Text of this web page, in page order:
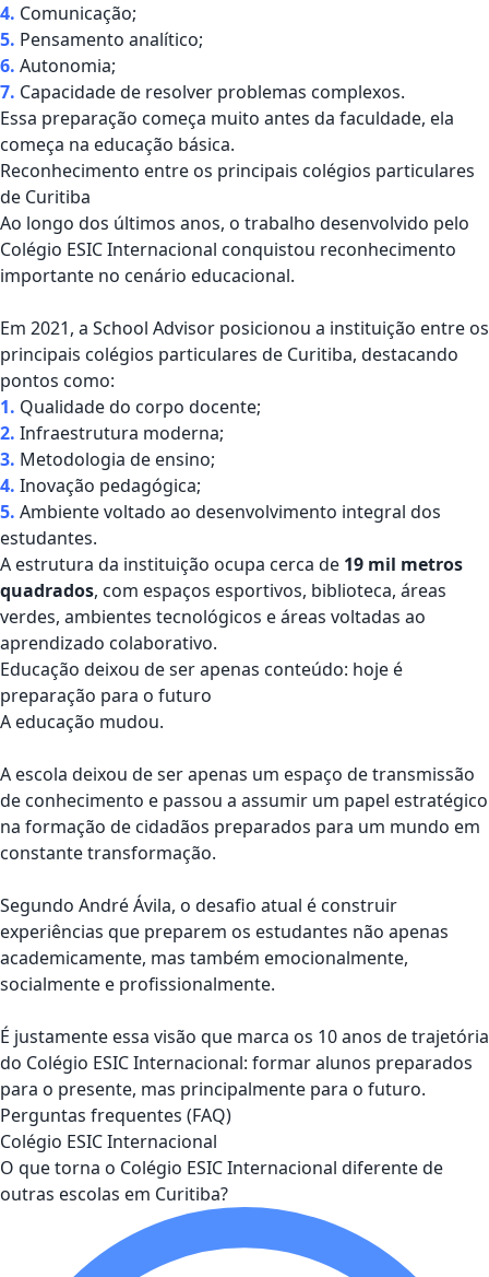
4. Comunicação;
5. Pensamento analítico;
6. Autonomia;
7. Capacidade de resolver problemas complexos.
Essa preparação começa muito antes da faculdade, ela
começa na educação básica.
Reconhecimento entre os principais colégios particulares
de Curitiba
Ao longo dos últimos anos, o trabalho desenvolvido pelo
Colégio ESIC Internacional conquistou reconhecimento
importante no cenário educacional.
Em 2021, a School Advisor posicionou a instituição entre os
principais colégios particulares de Curitiba, destacando
pontos como:
1. Qualidade do corpo docente;
2. Infraestrutura moderna;
3. Metodologia de ensino;
4. Inovação pedagógica;
5. Ambiente voltado ao desenvolvimento integral dos
estudantes.
A estrutura da instituição ocupa cerca de 19 mil metros
quadrados, com espaços esportivos, biblioteca, áreas
verdes, ambientes tecnológicos e áreas voltadas ao
aprendizado colaborativo.
Educação deixou de ser apenas conteúdo: hoje é
preparação para o futuro
A educação mudou.
A escola deixou de ser apenas um espaço de transmissão
de conhecimento e passou a assumir um papel estratégico
na formação de cidadãos preparados para um mundo em
constante transformação.
Segundo André Ávila, o desafio atual é construir
experiências que preparem os estudantes não apenas
academicamente, mas também emocionalmente,
socialmente e profissionalmente.
É justamente essa visão que marca os 10 anos de trajetória
do Colégio ESIC Internacional: formar alunos preparados
para o presente, mas principalmente para o futuro.
Perguntas frequentes (FAQ)
Colégio ESIC Internacional
O que torna o Colégio ESIC Internacional diferente de
outras escolas em Curitiba?